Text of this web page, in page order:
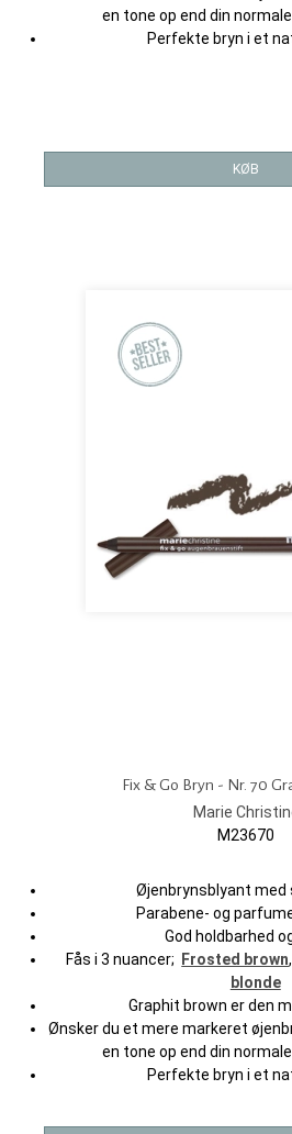
en tone op end din
Perfekte bryn i et
KØB
Fix & Go Bryn - Nr. 70
Marie
M23670
Øjenbrynsblyant med
Parabene- og
God holdbarhed
Fås i 3 nuancer;
Frosted brown
blonde
Graphit brown er den
Ønsker du et mere markeret
en tone op end din
Perfekte bryn i et